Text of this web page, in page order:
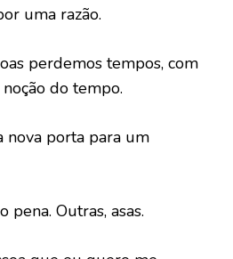
uma razão.
perdemos tempos, com
do tempo.
nova porta para um
pena. Outras, asas.